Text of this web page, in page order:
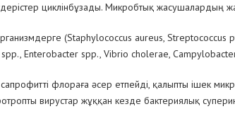
циклінбұзады. Микробтық жасушалардың
(Staphylococcus aureus, Streptococcus
Enterobacter spp., Vibrio cholerae,
флораға әсер етпейді, қалыпты ішек
вирустар жұққан кезде бактериялық